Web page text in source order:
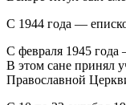
С 1944 года —
С февраля 1945
В этом сане принял
Православной